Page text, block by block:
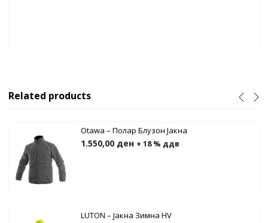
Related products
Otawa – Полар Блузон Јакна
1.550,00 ден + 18 % ддв
LUTON – Јакна Зимна HV